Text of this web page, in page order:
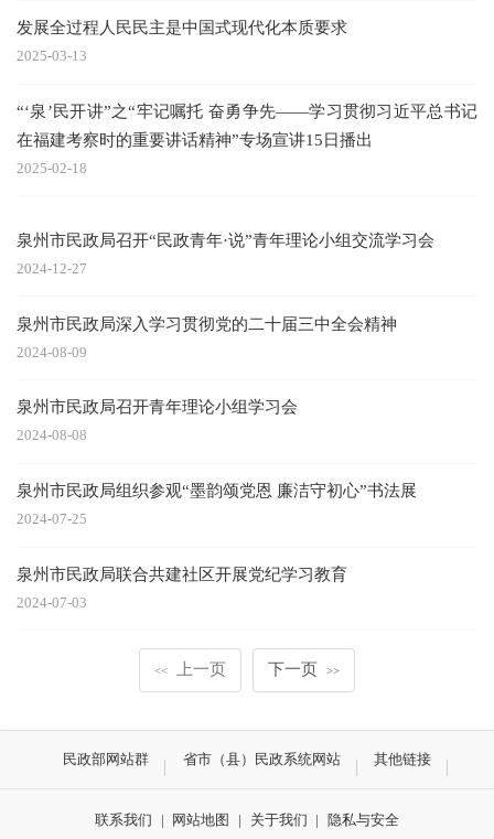
发展全过程人民民主是中国式现代化本质要求
2025-03-13
“‘泉’民开讲”之“牢记嘱托 奋勇争先——学习贯彻习近平总书记
在福建考察时的重要讲话精神”专场宣讲15日播出
2025-02-18
泉州市民政局召开“民政青年·说”青年理论小组交流学习会
2024-12-27
泉州市民政局深入学习贯彻党的二十届三中全会精神
2024-08-09
泉州市民政局召开青年理论小组学习会
2024-08-08
泉州市民政局组织参观“墨韵颂党恩 廉洁守初心”书法展
2024-07-25
泉州市民政局联合共建社区开展党纪学习教育
2024-07-03
<< 上一页 下一页 >>
民政部网站群 省市（县）民政系统网站 其他链接
联系我们 | 网站地图 | 关于我们 | 隐私与安全